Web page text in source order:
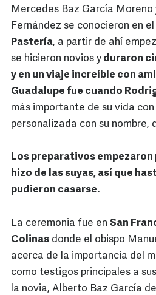
Mercedes Baz García Moreno
Fernández se conocieron en
Pastería, a partir de ahí
se hicieron novios y duraron
y en un viaje increíble con
Guadalupe fue cuando
más importante de su vida
personalizada con su nombre,
Los preparativos empezaron
hizo de las suyas, así que
pudieron casarse.
La ceremonia fue en San
Colinas donde el obispo
acerca de la importancia del
como testigos principales a
la novia, Alberto Baz García